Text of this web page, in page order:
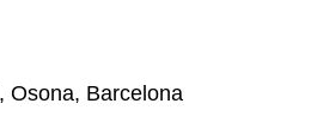
Osona, Barcelona